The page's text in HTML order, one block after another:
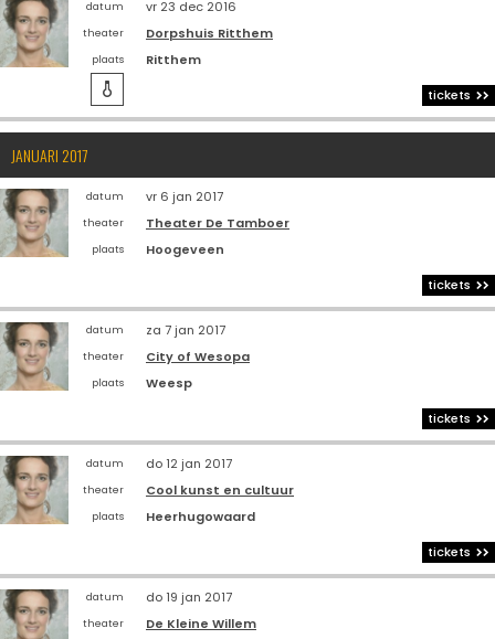
datum vr 23 dec 2016
theater Dorpshuis Ritthem
plaats Ritthem
 tickets
JANUARI 2017
datum vr 6 jan 2017
theater Theater De Tamboer
plaats
Hoogeveen
tickets
datum za 7 jan 2017
theater City of Wesopa
plaats
Weesp
tickets
datum do 12 jan 2017
theater Cool kunst en cultuur
plaats
Heerhugowaard
tickets
datum do 19 jan 2017
theater De Kleine Willem